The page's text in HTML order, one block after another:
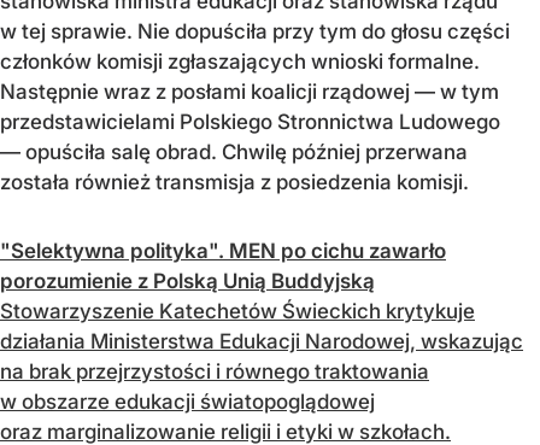
w tej sprawie. Nie dopuściła przy tym do głosu części
członków komisji zgłaszających wnioski formalne.
Następnie wraz z posłami koalicji rządowej — w tym
przedstawicielami Polskiego Stronnictwa Ludowego
— opuściła salę obrad. Chwilę później przerwana
została również transmisja z posiedzenia komisji.
"Selektywna polityka". MEN po cichu zawarło
porozumienie z Polską Unią Buddyjską
Stowarzyszenie Katechetów Świeckich krytykuje
działania Ministerstwa Edukacji Narodowej, wskazując
na brak przejrzystości i równego traktowania
w obszarze edukacji światopoglądowej
oraz marginalizowanie religii i etyki w szkołach.